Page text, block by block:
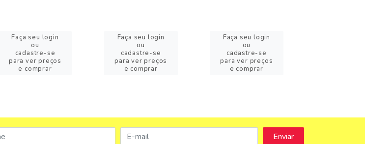
Faça seu login
ou
cadastre-se
para ver preços
e comprar
Faça seu login
ou
cadastre-se
para ver preços
e comprar
Faça seu login
ou
cadastre-se
para ver preços
e comprar